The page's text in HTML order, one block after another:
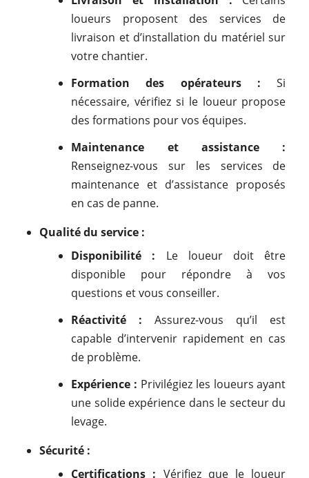
loueurs proposent des services de
livraison et d’installation du matériel sur
votre chantier.
Formation des opérateurs : Si
nécessaire, vérifiez si le loueur propose
des formations pour vos équipes.
Maintenance et assistance :
Renseignez-vous sur les services de
maintenance et d’assistance proposés
en cas de panne.
Qualité du service :
Disponibilité : Le loueur doit être
disponible pour répondre à vos
questions et vous conseiller.
Réactivité : Assurez-vous qu’il est
capable d’intervenir rapidement en cas
de problème.
Expérience : Privilégiez les loueurs ayant
une solide expérience dans le secteur du
levage.
Sécurité :
Certifications : Vérifiez que le loueur